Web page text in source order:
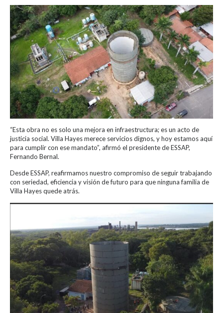
“Esta obra no es solo una mejora en infraestructura; es un acto de
justicia social. Villa Hayes merece servicios dignos, y hoy estamos aquí
para cumplir con ese mandato”, afirmó el presidente de ESSAP,
Fernando Bernal.
Desde ESSAP, reafirmamos nuestro compromiso de seguir trabajando
con seriedad, eficiencia y visión de futuro para que ninguna familia de
Villa Hayes quede atrás.